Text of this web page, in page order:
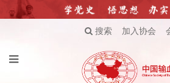
搜索 加入协会